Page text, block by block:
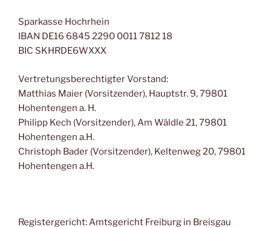
Sparkasse Hochrhein
IBAN DE16 6845 2290 0011 7812 18
BIC SKHRDE6WXXX
Vertretungsberechtigter Vorstand:
Matthias Maier (Vorsitzender), Hauptstr. 9, 79801
Hohentengen a. H.
Philipp Kech (Vorsitzender), Am Wäldle 21, 79801
Hohentengen a.H.
Christoph Bader (Vorsitzender), Keltenweg 20, 79801
Hohentengen a.H.
Registergericht: Amtsgericht Freiburg in Breisgau